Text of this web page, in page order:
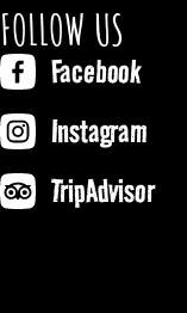
FOLLOW US
Facebook
Instagram
TripAdvisor